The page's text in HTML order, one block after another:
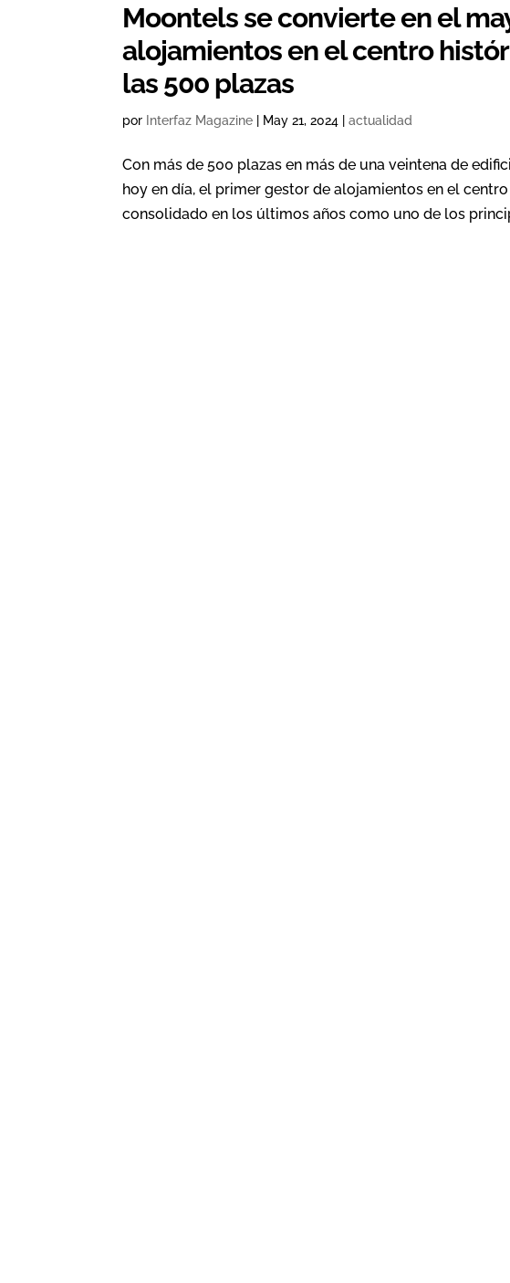
Moontels se convierte en el
alojamientos en el centro
las 500 plazas
por Interfaz Magazine May 21, 2024 |actualidad
Con más de 500 plazas en más de una veintena de
hoy en día, el primer gestor de alojamientos en el
consolidado en los últimos años como uno de los